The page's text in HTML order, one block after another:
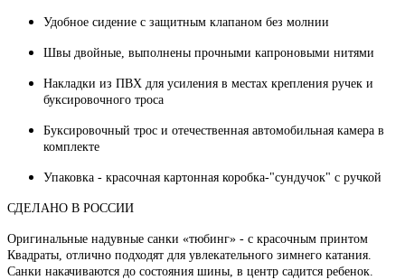
Удобное сидение с защитным клапаном без молнии
Швы двойные, выполнены прочными капроновыми нитями
Накладки из ПВХ для усиления в местах крепления ручек и
буксировочного троса
Буксировочный трос и отечественная автомобильная камера в
комплекте
Упаковка - красочная картонная коробка-"сундучок" с ручкой
СДЕЛАНО В РОССИИ
Оригинальные надувные санки «тюбинг» - с красочным принтом
Квадраты, отлично подходят для увлекательного зимнего катания.
Санки накачиваются до состояния шины, в центр садится ребенок.